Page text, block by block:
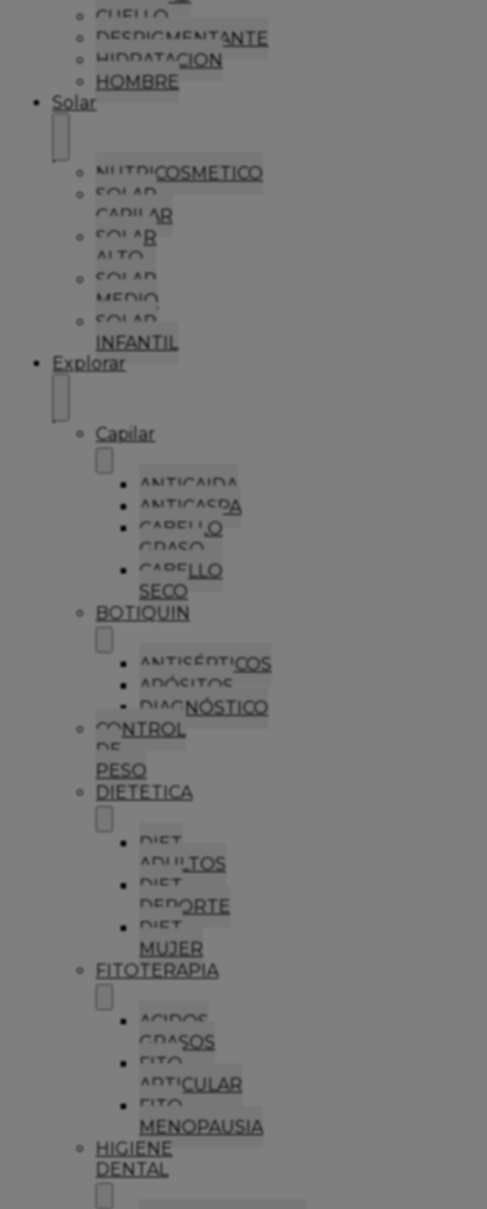
CUELLO
DESPIGMENTANTE
HIDRATACION
HOMBRE
Solar
NUTRICOSMETICO
SOLAR
CAPILAR
SOLAR
ALTO
SOLAR
MEDIO
SOLAR
INFANTIL
Explorar
Capilar
ANTICAIDA
ANTICASPA
CABELLO
GRASO
CABELLO
SECO
BOTIQUIN
ANTISÉPTICOS
APÓSITOS
DIAGNÓSTICO
CONTROL
DE
PESO
DIETETICA
DIET
ADULTOS
DIET
DEPORTE
DIET
MUJER
FITOTERAPIA
ACIDOS
GRASOS
FITO
ARTICULAR
FITO
MENOPAUSIA
HIGIENE
DENTAL